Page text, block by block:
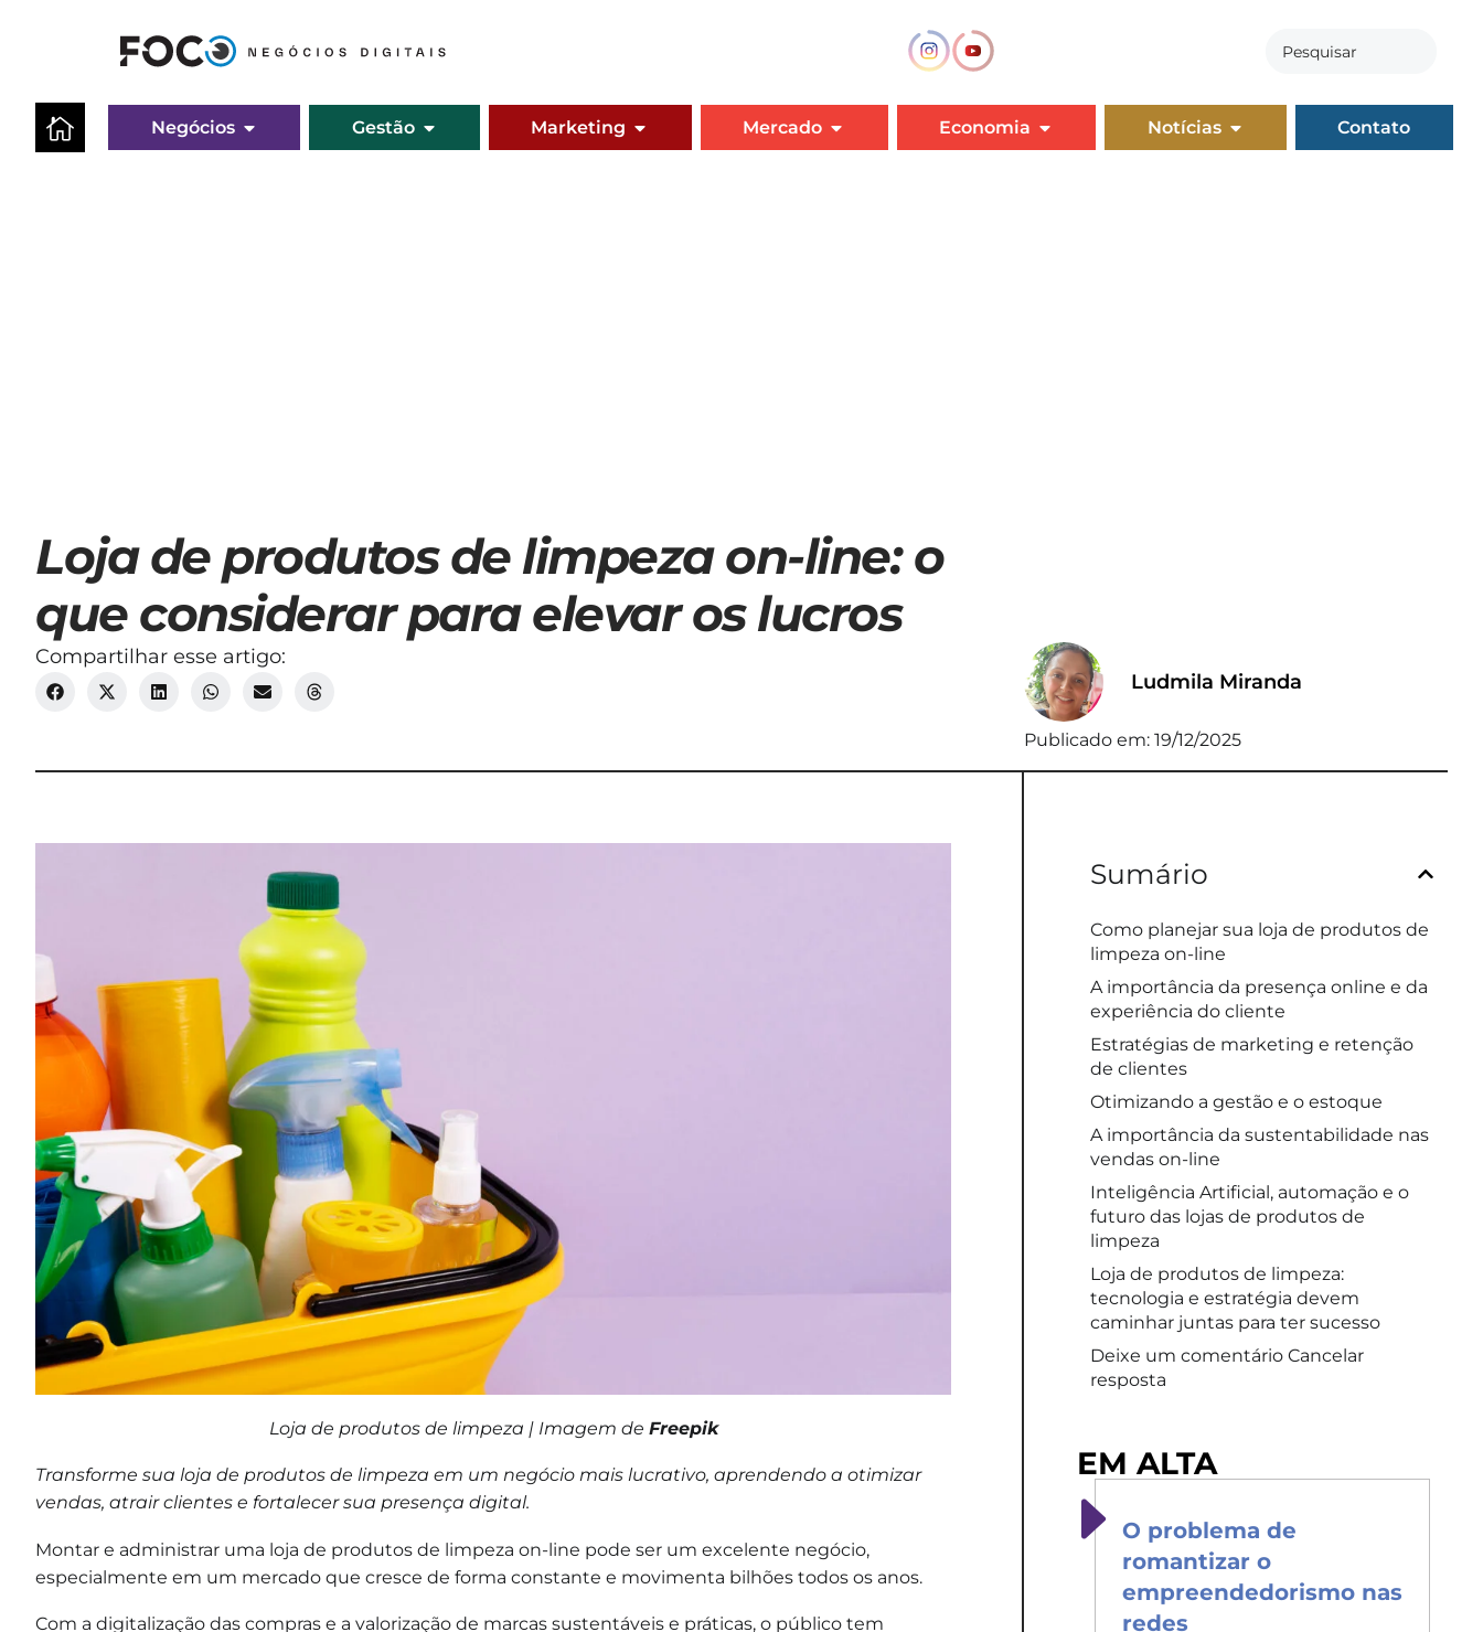
Negócios Gestão Marketing Mercado Economia Notícias Contato
Loja de produtos de limpeza on-line: o
que considerar para elevar os lucros
Compartilhar esse artigo:
Ludmila Miranda
Publicado em: 19/12/2025
Loja de produtos de limpeza | Imagem de Freepik
Transforme sua loja de produtos de limpeza em um negócio mais lucrativo, aprendendo a otimizar
vendas, atrair clientes e fortalecer sua presença digital.
Montar e administrar uma loja de produtos de limpeza on-line pode ser um excelente negócio,
especialmente em um mercado que cresce de forma constante e movimenta bilhões todos os anos.
Com a digitalização das compras e a valorização de marcas sustentáveis e práticas, o público tem
Sumário
Como planejar sua loja de produtos de
limpeza on-line
A importância da presença online e da
experiência do cliente
Estratégias de marketing e retenção
de clientes
Otimizando a gestão e o estoque
A importância da sustentabilidade nas
vendas on-line
Inteligência Artificial, automação e o
futuro das lojas de produtos de
limpeza
Loja de produtos de limpeza:
tecnologia e estratégia devem
caminhar juntas para ter sucesso
Deixe um comentário Cancelar
resposta
EM ALTA
O problema de
romantizar o
empreendedorismo nas
redes